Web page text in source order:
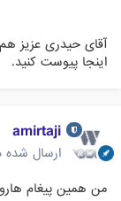
اینجا پیوست کنید.
amirtaji
ارسال شده
من همين پيغام هارو